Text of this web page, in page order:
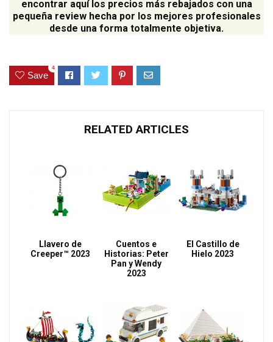
encontrar aquí los precios más rebajados con una
pequeña review hecha por los mejores profesionales
desde una forma totalmente objetiva.
Save
4
RELATED ARTICLES
Llavero de
Creeper™ 2023
Cuentos e
Historias: Peter
Pan y Wendy
2023
El Castillo de
Hielo 2023